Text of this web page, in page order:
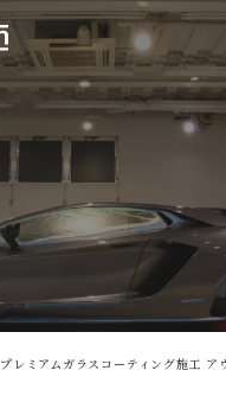
プレミアムガラスコーティング施工